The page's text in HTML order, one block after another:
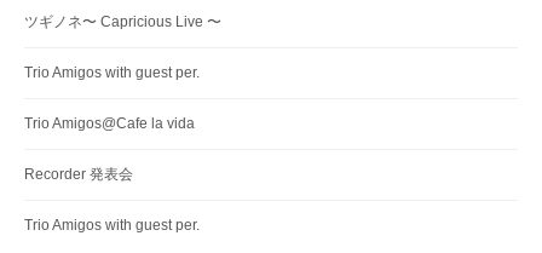
ツギノネ〜 Capricious Live 〜
Trio Amigos with guest per.
Trio Amigos@Cafe la vida
Recorder 発表会
Trio Amigos with guest per.